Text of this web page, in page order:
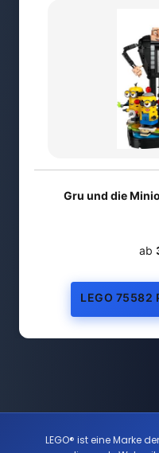
Gru und die
ab
LEGO 75582
LEGO® ist eine Marke